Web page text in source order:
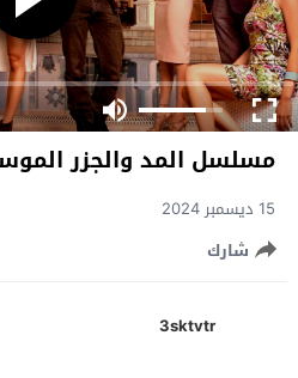
مسلسل المد والجزر الموسم
15 ديسمبر 2024
شارك
3sktvtr